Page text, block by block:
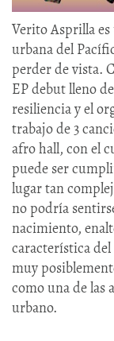
Verito Asprilla es
urbana del
perder de vista.
EP debut lleno
resiliencia y el
trabajo de 3
afro hall, con el
puede ser
lugar tan
no podría
nacimiento,
característica
muy
como una de las
urbano.